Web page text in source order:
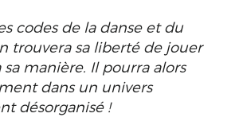
codes de la danse et du
trouvera sa liberté de jouer
manière. Il pourra alors
dans un univers
désorganisé !